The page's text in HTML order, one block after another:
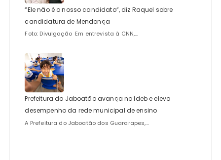
“Ele não é o nosso candidato”, diz Raquel sobre
candidatura de Mendonça
Foto: Divulgação Em entrevista à CNN,...
Prefeitura do Jaboatão avança no Ideb e eleva
desempenho da rede municipal de ensino
A Prefeitura do Jaboatão dos Guararapes,...